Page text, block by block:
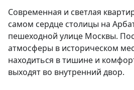
Современная и светлая
самом сердце столицы на
пешеходной улице Москвы.
атмосферы в историческом
находиться в тишине и
выходят во внутренний двор.